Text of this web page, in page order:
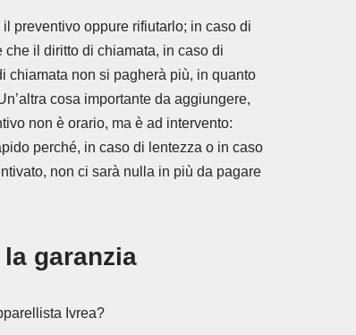
preventivo oppure rifiutarlo; in caso di
che il diritto di chiamata, in caso di
chiamata non si pagherà più, in quanto
cosa importante da aggiungere,
non è orario, ma è ad intervento:
perché, in caso di lentezza o in caso
non ci sarà nulla in più da pagare
garanzia
Ivrea?